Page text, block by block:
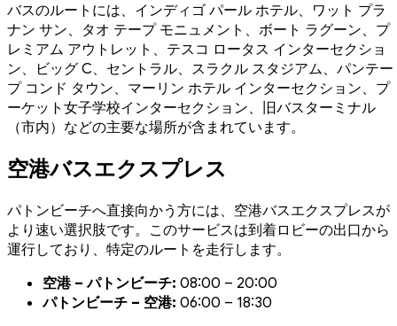
バスのルートには、インディゴ パール ホテル、ワット プラ
ナン サン、タオ テープ モニュメント、ボート ラグーン、プ
レミアム アウトレット、テスコ ロータス インターセクショ
ン、ビッグ C、セントラル、スラクル スタジアム、パンテー
プ コンド タウン、マーリン ホテル インターセクション、プ
ーケット女子学校インターセクション、旧バスターミナル
（市内）などの主要な場所が含まれています。
空港バスエクスプレス
パトンビーチへ直接向かう方には、空港バスエクスプレスが
より速い選択肢です。このサービスは到着ロビーの出口から
運行しており、特定のルートを走行します。
空港 – パトンビーチ: 08:00 – 20:00
パトンビーチ – 空港: 06:00 – 18:30